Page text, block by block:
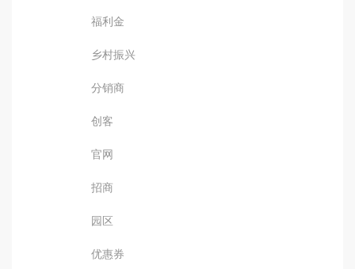
福利金
乡村振兴
分销商
创客
官网
招商
园区
优惠券